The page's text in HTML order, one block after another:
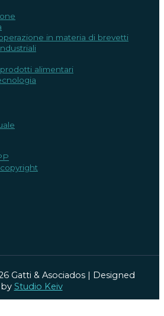
in materia di brevetti
alimentari
Gatti & Asociados | Designed
by Studio Keiv